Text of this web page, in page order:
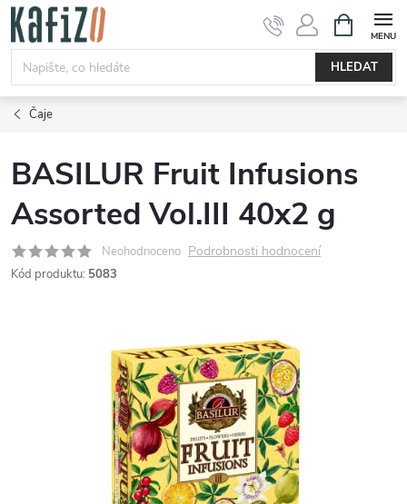
Přejít
obsah
HLEDAT
NÁKUPNÍ
KOŠÍK
Čaje
BASILUR Fruit Infusions
Assorted Vol.III 40x2 g
Neohodnoceno Podrobnosti hodnocení
Kód produktu: 5083